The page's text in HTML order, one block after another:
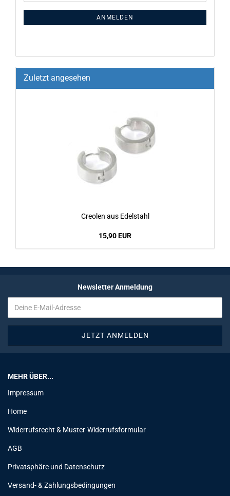
ANMELDEN
Zuletzt angesehen
Creo­len aus Edel­stahl
15,90 EUR
Newsletter Anmeldung
MEHR ÜBER...
Impressum
Home
Widerrufsrecht & Muster-Widerrufsformular
AGB
Privatsphäre und Datenschutz
Versand- & Zahlungsbedingungen